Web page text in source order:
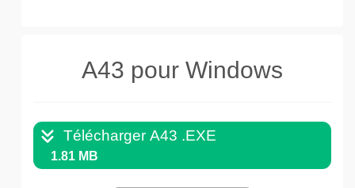
A43 pour Windows
Télécharger A43 .EXE
1.81 MB